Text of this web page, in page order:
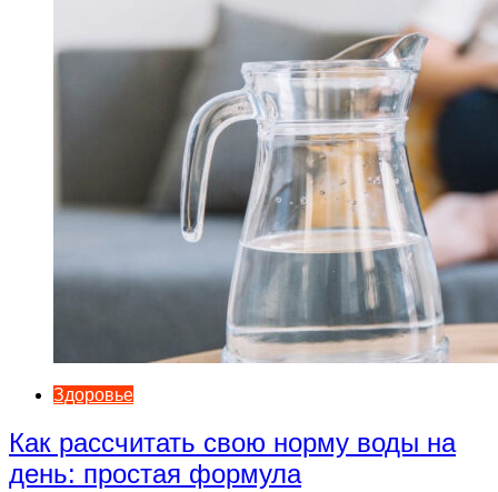
Здоровье
Как рассчитать свою норму воды на
день: простая формула